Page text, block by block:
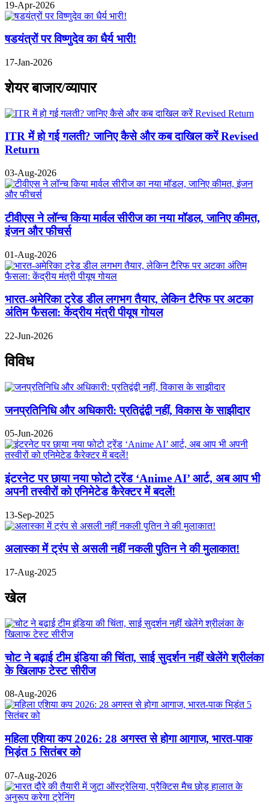
19-Apr-2026
षडयंत्रों पर विष्णुदेव का धैर्य भारी!
17-Jan-2026
शेयर बाजार/व्यापार
ITR में हो गई गलती? जानिए कैसे और कब दाखिल करें Revised
Return
03-Aug-2026
टीवीएस ने लॉन्च किया मार्वल सीरीज का नया मॉडल, जानिए कीमत,
इंजन और फीचर्स
01-Aug-2026
भारत-अमेरिका ट्रेड डील लगभग तैयार, लेकिन टैरिफ पर अटका
अंतिम फैसला: केंद्रीय मंत्री पीयूष गोयल
22-Jun-2026
विविध
जनप्रतिनिधि और अधिकारी: प्रतिद्वंद्वी नहीं, विकास के साझीदार
05-Jun-2026
इंटरनेट पर छाया नया फोटो ट्रेंड ‘Anime AI’ आर्ट, अब आप भी
अपनी तस्वीरों को एनिमेटेड कैरेक्टर में बदलें!
13-Sep-2025
अलास्का में ट्रंप से असली नहीं नकली पुतिन ने की मुलाकात!
17-Aug-2025
खेल
चोट ने बढ़ाई टीम इंडिया की चिंता, साई सुदर्शन नहीं खेलेंगे श्रीलंका
के खिलाफ टेस्ट सीरीज
08-Aug-2026
महिला एशिया कप 2026: 28 अगस्त से होगा आगाज, भारत-पाक
भिड़ंत 5 सितंबर को
07-Aug-2026